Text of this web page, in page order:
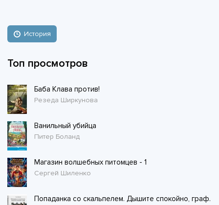
История
Топ просмотров
Баба Клава против!
Резеда Ширкунова
Ванильный убийца
Питер Боланд
Магазин волшебных питомцев - 1
Сергей Шиленко
Попаданка со скальпелем. Дышите спокойно, граф.